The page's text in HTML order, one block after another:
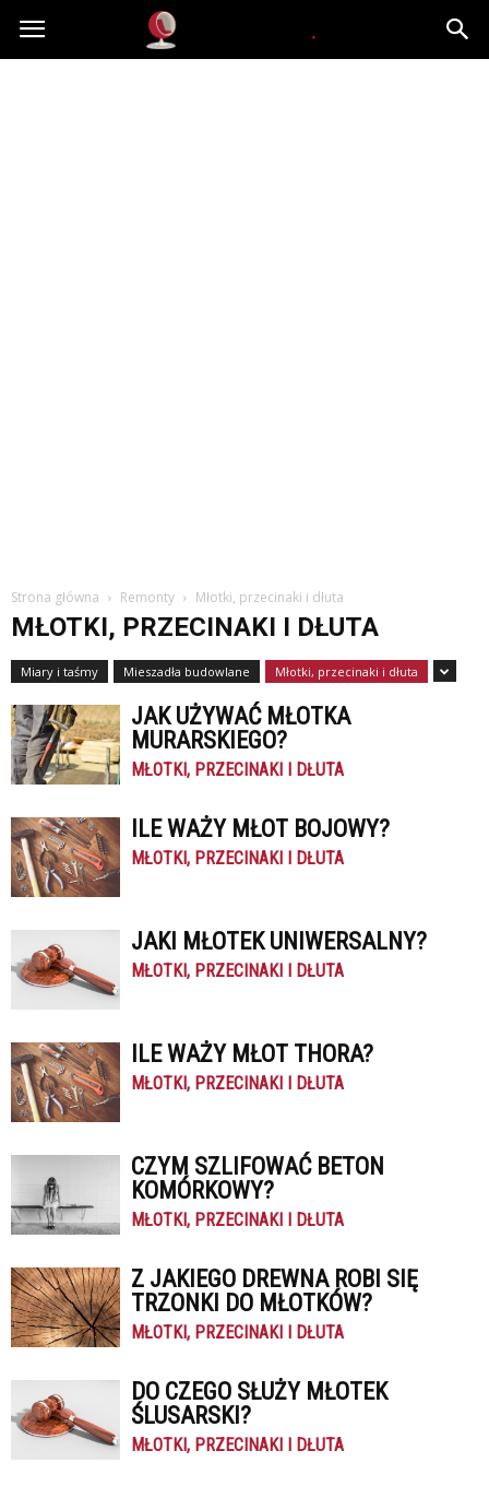
Dekoteria.pl
Strona główna Remonty Młotki, przecinaki i dłuta
MŁOTKI, PRZECINAKI I DŁUTA
Miary i taśmy Mieszadła budowlane Młotki, przecinaki i dłuta
JAK UŻYWAĆ MŁOTKA
MURARSKIEGO?
MŁOTKI, PRZECINAKI I DŁUTA
ILE WAŻY MŁOT BOJOWY?
MŁOTKI, PRZECINAKI I DŁUTA
JAKI MŁOTEK UNIWERSALNY?
MŁOTKI, PRZECINAKI I DŁUTA
ILE WAŻY MŁOT THORA?
MŁOTKI, PRZECINAKI I DŁUTA
CZYM SZLIFOWAĆ BETON
KOMÓRKOWY?
MŁOTKI, PRZECINAKI I DŁUTA
Z JAKIEGO DREWNA ROBI SIĘ
TRZONKI DO MŁOTKÓW?
MŁOTKI, PRZECINAKI I DŁUTA
DO CZEGO SŁUŻY MŁOTEK
ŚLUSARSKI?
MŁOTKI, PRZECINAKI I DŁUTA